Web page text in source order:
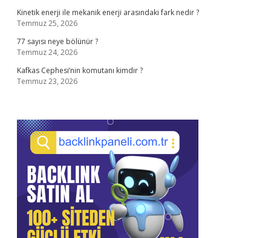
Kinetik enerji ile mekanik enerji arasındaki fark nedir ?
Temmuz 25, 2026
77 sayısı neye bölünür ?
Temmuz 24, 2026
Kafkas Cephesi’nin komutanı kimdir ?
Temmuz 23, 2026